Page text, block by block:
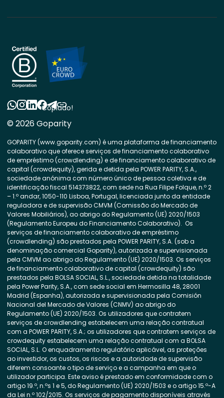
© 2026 Goparity
GOPARITY (www.goparity.com) é uma plataforma de financiamento
colaborativo que oferece serviços de financiamento colaborativo
de empréstimo (crowdlending) e de financiamento colaborativo de
capital (crowdequity), gerida e detida pela POWER PARITY, S.A.,
sociedade anónima com número único de pessoa coletiva e de
identificação fiscal 514373822, com sede na Rua Filipe Folque, n.º 2
– 1.º andar, 1050-110 Lisboa, Portugal, licenciada junto da entidade
reguladora e de supervisão CMVM (Comissão do Mercado de
Valores Mobiliários), ao abrigo do Regulamento (UE) 2020/1503
(Regulamento Europeu do Financiamento Colaborativo). Os
serviços de financiamento colaborativo de empréstimo
(crowdlending) são prestados pela POWER PARITY, S.A. (sob a
denominação comercial Goparity), autorizada e supervisionada
pela CMVM ao abrigo do Regulamento (UE) 2020/1503. Os serviços
de financiamento colaborativo de capital (crowdequity) são
prestados pela BOLSA SOCIAL, S.L., sociedade detida na totalidade
pela Power Parity, S.A., com sede social em Hermosilla 48, 28001
Madrid (Espanha), autorizada e supervisionada pela Comisión
Nacional del Mercado de Valores (CNMV) ao abrigo do
Regulamento (UE) 2020/1503. Os utilizadores que contratem
serviços de crowdlending estabelecem uma relação contratual
com a POWER PARITY, S.A.; os utilizadores que contratem serviços de
crowdequity estabelecem uma relação contratual com a BOLSA
SOCIAL, S.L. O enquadramento regulatório aplicável, as proteções
ao investidor, os custos, os riscos e a autoridade de supervisão
diferem consoante o tipo de serviço e a campanha em que o
utilizador participa. Este aviso é prestado em conformidade com o
artigo 19.º, n.ºs 1 e 5, do Regulamento (UE) 2020/1503 e o artigo 15.º-A
da Lei n.º 102/2015. Os serviços de pagamento disponíveis através
Copiado!